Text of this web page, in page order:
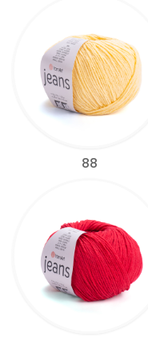
88